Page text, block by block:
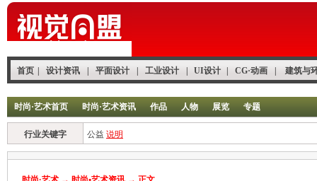
首页 设计资讯 平面设计 工业设计 UI设计 CG·动画 建筑与
时尚·艺术首页 时尚·艺术资讯 作品 人物 展览 专题
行业关键字 公益 说明